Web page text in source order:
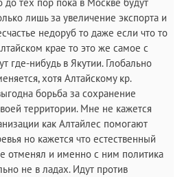
лишь за увеличение экспорта и
недоруб то даже если что то
крае то это же самое с
где-нибудь в Якутии. Глобально
хотя Алтайскому кр.
борьба за сохранение
территории. Мне не кажется
как Алтайлес помогают
но кажется что естественный
отменял и именно с ним политика
не в ладах. Идут против